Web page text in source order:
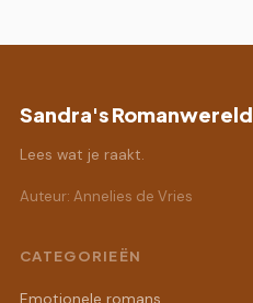
Sandra's Romanwereld
Lees wat je raakt.
Auteur: Annelies de Vries
CATEGORIEËN
Emotionele romans